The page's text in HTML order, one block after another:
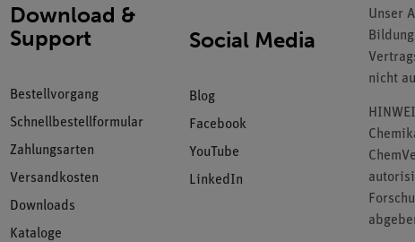
Download &
Support
Bestellvorgang
Schnellbestellformular
Zahlungsarten
Versandkosten
Downloads
Kataloge
Social Media
Blog
Facebook
YouTube
LinkedIn
Unser
nicht